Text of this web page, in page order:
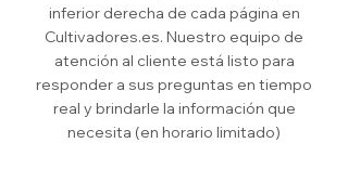
inferior derecha de cada página en
Cultivadores.es. Nuestro equipo de
atención al cliente está listo para
responder a sus preguntas en tiempo
real y brindarle la información que
necesita (en horario limitado)